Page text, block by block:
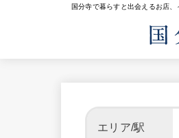
国分寺で暮らすと出会えるお店
エリア/駅